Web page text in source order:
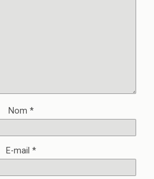
Nom *
E-mail *